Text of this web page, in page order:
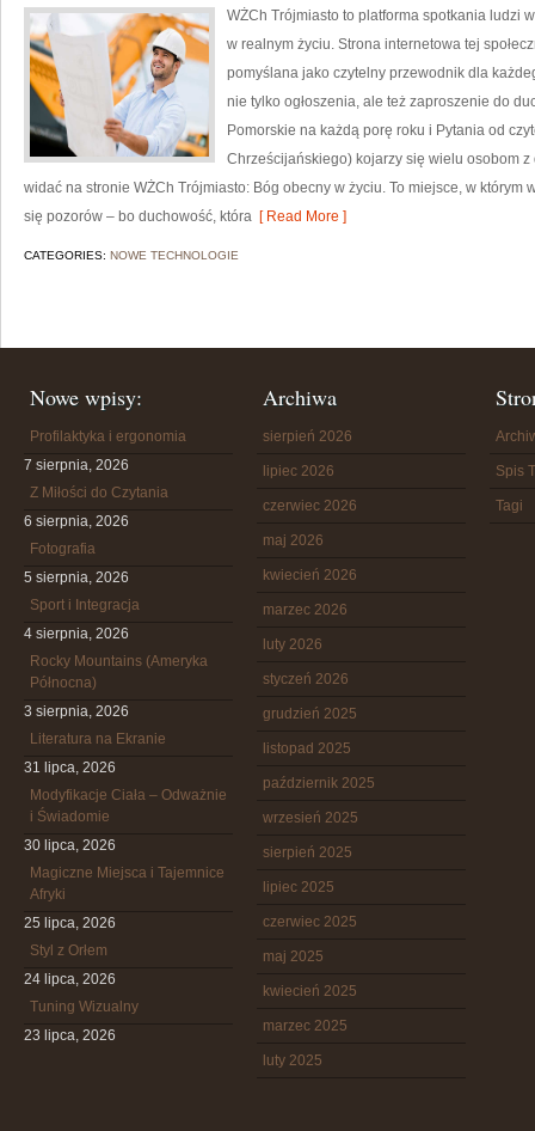
WŻCh Trójmiasto to platforma spotkania ludzi
w realnym życiu. Strona internetowa tej
pomyślana jako czytelny przewodnik dla
nie tylko ogłoszenia, ale też zaproszenie do
Pomorskie na każdą porę roku i Pytania od
Chrześcijańskiego) kojarzy się wielu osobom
widać na stronie WŻCh Trójmiasto: Bóg obecny w życiu. To miejsce, w
się pozorów – bo duchowość, która [ Read More ]
CATEGORIES: NOWE TECHNOLOGIE
Nowe wpisy:
Profilaktyka i ergonomia
7 sierpnia, 2026
Z Miłości do Czytania
6 sierpnia, 2026
Fotografia
5 sierpnia, 2026
Sport i Integracja
4 sierpnia, 2026
Rocky Mountains (Ameryka
Północna)
3 sierpnia, 2026
Literatura na Ekranie
31 lipca, 2026
Modyfikacje Ciała – Odważnie
i Świadomie
30 lipca, 2026
Magiczne Miejsca i Tajemnice
Afryki
25 lipca, 2026
Styl z Orłem
24 lipca, 2026
Tuning Wizualny
23 lipca, 2026
Archiwa
sierpień 2026
lipiec 2026
czerwiec 2026
maj 2026
kwiecień 2026
marzec 2026
luty 2026
styczeń 2026
grudzień 2025
listopad 2025
październik 2025
wrzesień 2025
sierpień 2025
lipiec 2025
czerwiec 2025
maj 2025
kwiecień 2025
marzec 2025
luty 2025
Spis
Tagi